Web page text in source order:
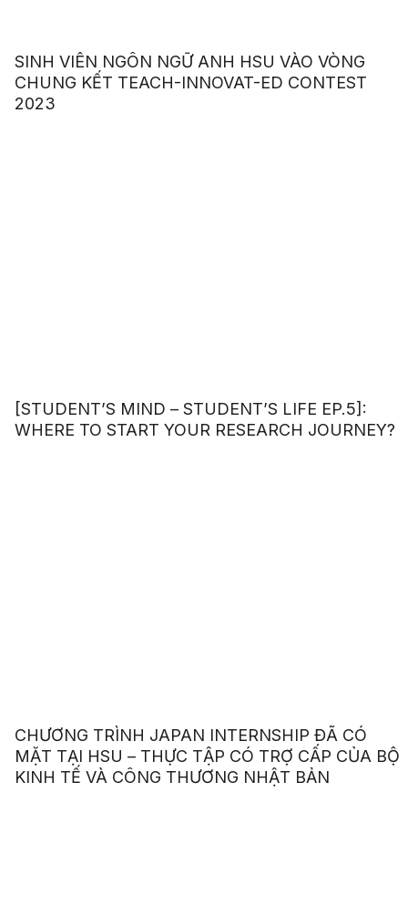
SINH VIÊN NGÔN NGỮ ANH HSU VÀO VÒNG
CHUNG KẾT TEACH-INNOVAT-ED CONTEST
2023
[STUDENT’S MIND – STUDENT’S LIFE EP.5]:
WHERE TO START YOUR RESEARCH JOURNEY?
CHƯƠNG TRÌNH JAPAN INTERNSHIP ĐÃ CÓ
MẶT TẠI HSU – THỰC TẬP CÓ TRỢ CẤP CỦA BỘ
KINH TẾ VÀ CÔNG THƯƠNG NHẬT BẢN